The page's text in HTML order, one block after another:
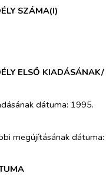
SZÁMA(I)
ELSŐ KIADÁSÁNAK/
dátuma: 1995.
megújításának dátuma: